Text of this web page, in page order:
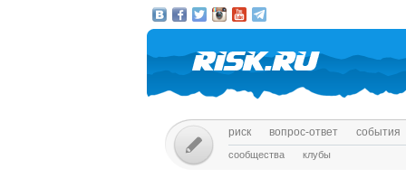
риск вопрос-ответ события
сообщества клубы